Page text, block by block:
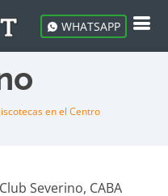
WHATSAPP
en el Centro